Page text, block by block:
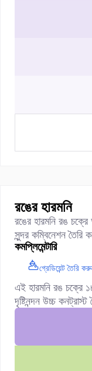
রঙের হারমনি
রঙের হারমনি রঙ
সুন্দর কম্বিনেশন তৈরি
কমপ্লিমেন্টারি
গ্রেডিয়েন্ট তৈরি
এই হারমনি রঙ চক্রে
দৃষ্টিনন্দন উচ্চ